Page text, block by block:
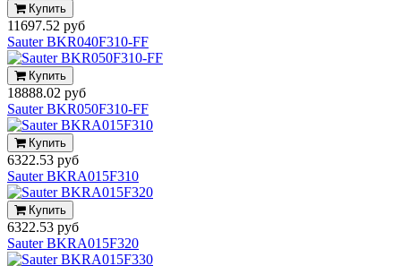
Купить
11697.52 руб
Sauter BKR040F310-FF
Купить
18888.02 руб
Sauter BKR050F310-FF
Купить
6322.53 руб
Sauter BKRA015F310
Купить
6322.53 руб
Sauter BKRA015F320